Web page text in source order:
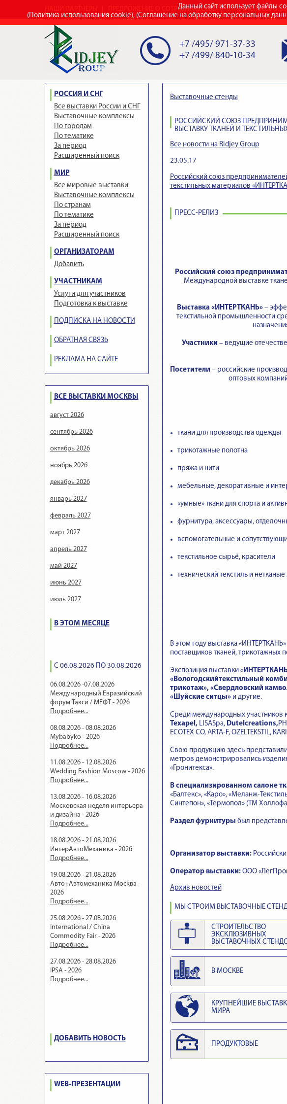
Данный сайт использует файлы
(Политика использования cookie), (Соглашение на обработку персональных
ПРЕДЛОЖЕНИЕ О СОТРУДНИЧЕСТВЕ СТРОИТЕЛЬСТВО
+7 /495/ 971-37-33
+7 /499/ 840-10-34
РОССИЯ И СНГ
Все выставки России и СНГ
Выставочные комплексы
По городам
По тематике
За период
Расширенный поиск
МИР
Все мировые выставки
Выставочные комплексы
По странам
По тематике
За период
Расширенный поиск
ОРГАНИЗАТОРАМ
Добавить
УЧАСТНИКАМ
Услуги для участников
Подготовка к выставке
ПОДПИСКА НА НОВОСТИ
ОБРАТНАЯ СВЯЗЬ
РЕКЛАМА НА САЙТЕ
ВСЕ ВЫСТАВКИ МОСКВЫ
август 2026
сентябрь 2026
октябрь 2026
ноябрь 2026
декабрь 2026
январь 2027
февраль 2027
март 2027
апрель 2027
май 2027
июнь 2027
июль 2027
В ЭТОМ МЕСЯЦЕ
С 06.08.2026 ПО 30.08.2026
06.08.2026 -07.08.2026
Международный Евразийский
форум Такси / МЕФТ - 2026
Подробнее...
08.08.2026 - 08.08.2026
Mybabyko - 2026
Подробнее...
11.08.2026 - 12.08.2026
Wedding Fashion Moscow - 2026
Подробнее...
13.08.2026 - 16.08.2026
Московская неделя интерьера
и дизайна - 2026
Подробнее...
18.08.2026 - 21.08.2026
ИнтерАвтоМеханика - 2026
Подробнее...
19.08.2026 - 21.08.2026
Авто+Автомеханика Москва -
2026
Подробнее...
25.08.2026 - 27.08.2026
International / China
Commodity Fair - 2026
Подробнее...
27.08.2026 - 28.08.2026
IPSA - 2026
Подробнее...
ДОБАВИТЬ НОВОСТЬ
WEB-ПРЕЗЕНТАЦИИ
Выставочные стенды
РОССИЙСКИЙ СОЮЗ
ВЫСТАВКУ ТКАНЕЙ И
Все новости на Ridjey Group
23.05.17
Российский союз
текстильных материалов
ПРЕСС-РЕЛИЗ
Российский союз
Международной выставке
Выставка «ИНТЕРТКАНЬ»–
текстильной промышленности
Участники – ведущие
Посетители – российские
оптовых
ткани для производства одежды
трикотажные полотна
пряжа и нити
мебельные, декоративные и
«умные» ткани для спорта и
фурнитура, аксессуары,
вспомогательные и
текстильное сырьё, красители
технический текстиль и
В этом году выставка «ИНТЕРТКАНЬ»
поставщиков тканей,
Экспозиция выставки «
«Вологодскийтекстильный
трикотаж», «Свердловский
«Шуйские ситцы» и другие.
Среди международных участников
Texapel , LISASpa, Dutelcreations,
ECOTEX CO, ARTA-F, OZELTEKSTIL,
Свою продукцию здесь
метров демонстрировались
«Гронитекса».
В специализированном салоне
«Балтекс», «Каро», «Меланж-
Синтепон», «Термопол» (ТМ
Раздел фурнитуры был
Организатор выставки:
Оператор выставки:ООО
Архив новостей
МЫ СТРОИМ ВЫСТАВОЧНЫЕ
СТРОИТЕЛЬСТВО
ЭКСКЛЮЗИВНЫХ
ВЫСТАВОЧНЫХ
В МОСКВЕ
КРУПНЕЙШИЕ
МИРА
ПРОДУКТОВЫЕ